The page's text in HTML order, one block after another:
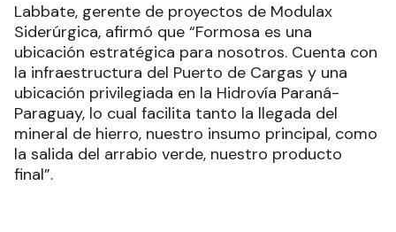
Labbate, gerente de proyectos de Modulax
Siderúrgica, afirmó que “Formosa es una
ubicación estratégica para nosotros. Cuenta con
la infraestructura del Puerto de Cargas y una
ubicación privilegiada en la Hidrovía Paraná-
Paraguay, lo cual facilita tanto la llegada del
mineral de hierro, nuestro insumo principal, como
la salida del arrabio verde, nuestro producto
final”.